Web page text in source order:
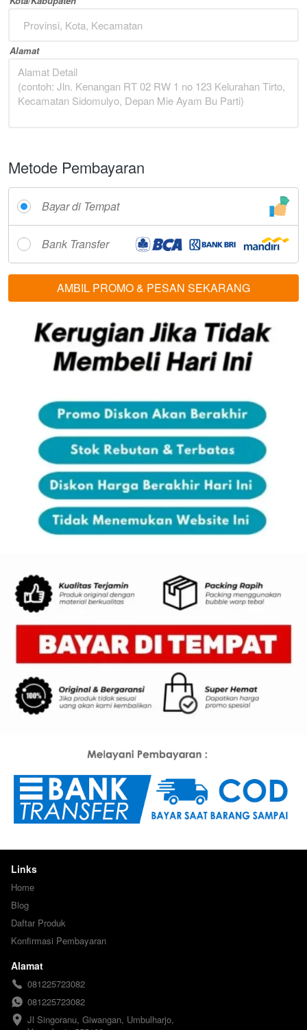
Provinsi, Kota, Kecamatan
Alamat
Metode Pembayaran
Bayar di Tempat
Bank Transfer
`
AMBIL PROMO & PESAN SEKARANG
Links
Home
Blog
Daftar Produk
Konfirmasi Pembayaran
Alamat
081225723082
081225723082
Jl Singoranu, Giwangan, Umbulharjo,